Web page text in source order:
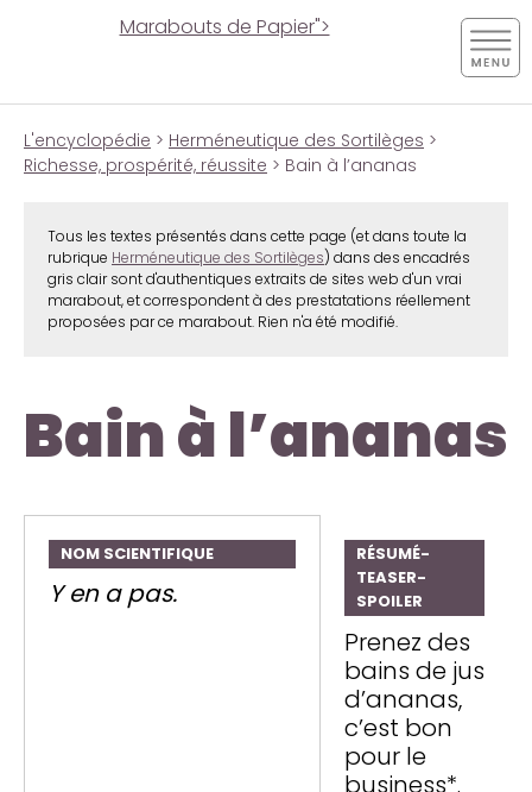
Marabouts de Papier">
L'encyclopédie > Herméneutique des Sortilèges >
Richesse, prospérité, réussite > Bain à l’ananas
Tous les textes présentés dans cette page (et dans toute la
rubrique Herméneutique des Sortilèges) dans des encadrés
gris clair sont d'authentiques extraits de sites web d'un vrai
marabout, et correspondent à des prestatations réellement
proposées par ce marabout. Rien n'a été modifié.
Bain à l’ananas
NOM SCIENTIFIQUE
Y en a pas.
RÉSUMÉ-
TEASER-
SPOILER
Prenez des
bains de jus
d’ananas,
c’est bon
pour le
business*.